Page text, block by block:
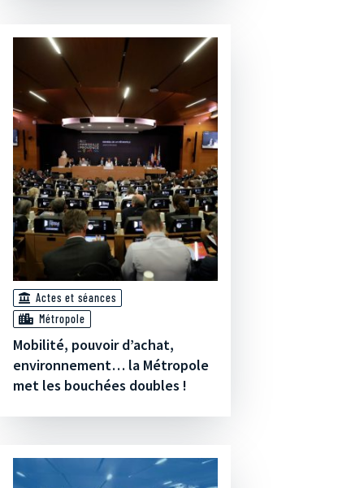
Actes et séances
Métropole
Mobilité, pouvoir d’achat,
environnement… la Métropole
met les bouchées doubles !